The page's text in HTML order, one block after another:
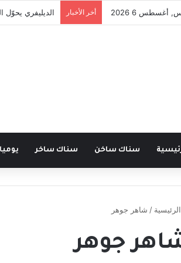
أغسطس 6 2026 أخر الأخبار الديليفري
سناك ساخن سناك ساخر
الرئيسية / شاهر جوهر
جوهر